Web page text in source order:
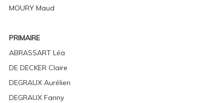
MOURY Maud
PRIMAIRE
ABRASSART Léa
DE DECKER Claire
DEGRAUX Aurélien
DEGRAUX Fanny